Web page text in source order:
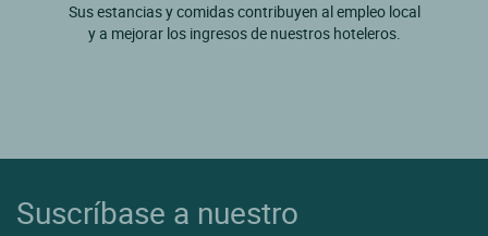
Sus estancias y comidas contribuyen al empleo local
y a mejorar los ingresos de nuestros hoteleros.
Suscríbase a nuestro